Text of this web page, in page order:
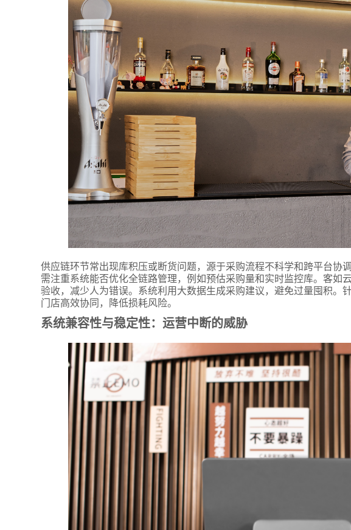
供应链环节常出现库积压或断货问题，源于采购流程不科学和跨平台协
需注重系统能否优化全链路管理，例如预估采购量和实时监控库。客如
验收，减少人为错误。系统利用大数据生成采购建议，避免过量囤积。
门店高效协同，降低损耗风险。
系统兼容性与稳定性：运营中断的威胁
*联系方式
+86
*所属业态
*我的姓名
附加留言